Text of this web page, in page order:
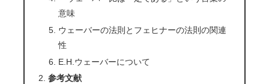
意味
ウェーバーの法則とフェヒナーの法則の関連
性
E.H.ウェーバーについて
参考文献